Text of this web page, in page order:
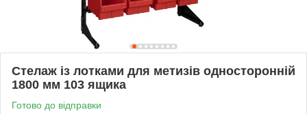
Стелаж із лотками для метизів односторонній
1800 мм 103 ящика
Готово до відправки